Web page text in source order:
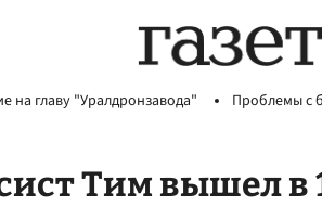
на главу "Уралдронзавода" Проблемы с
Тим вышел в